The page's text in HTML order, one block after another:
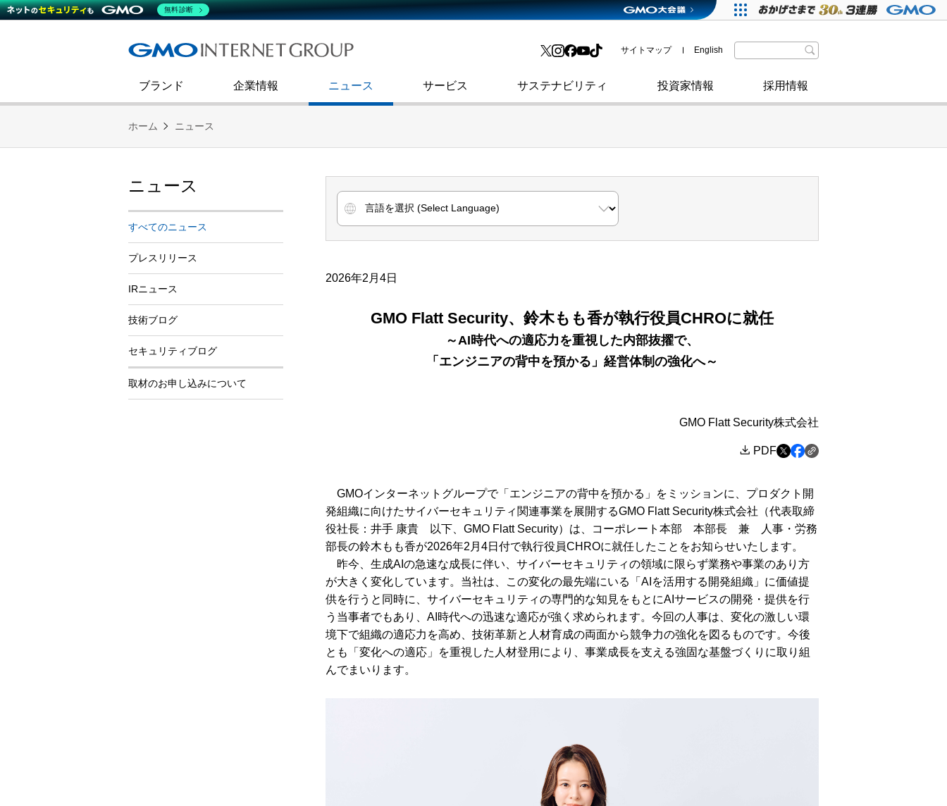
ブランド
企業情報
会社概要
社史
渋谷フクラス入館方法
ニュース
技術ブログ 取材のお申し込みについて
サービス
インターネットセキュリティ事業 その他
サステナビリティ
コミュニケーション
ダイバーシティ＆インクルージョン
SDGsへの取り組み
政府・自治体からの認定
投資家情報
熊谷正寿が語るグループ成長戦略・
財務・業績
よくあるご質問 格付・社債情報
採用情報
第二新卒採用 サイトマップ English
ホーム ニュース
2026年2月4日
GMO Flatt Security、鈴木もも香が執行役員CHROに就任
～AI時代への適応力を重視した内部抜擢で、
「エンジニアの背中を預かる」経営体制の強化へ～
GMO Flatt Security株式会社
PDF
GMOインターネットグループで「エンジニアの背中を預かる」をミッションに、プロダクト開
発組織に向けたサイバーセキュリティ関連事業を展開するGMO Flatt Security株式会社（代表取締
役社長：井手 康貴 以下、GMO Flatt Security）は、コーポレート本部 本部長 兼 人事・労務
部長の鈴木もも香が2026年2月4日付で執行役員CHROに就任したことをお知らせいたします。
昨今、生成AIの急速な成長に伴い、サイバーセキュリティの領域に限らず業務や事業のあり方
が大きく変化しています。当社は、この変化の最先端にいる「AIを活用する開発組織」に価値提
供を行うと同時に、サイバーセキュリティの専門的な知見をもとにAIサービスの開発・提供を行
う当事者でもあり、AI時代への迅速な適応が強く求められます。今回の人事は、変化の激しい環
境下で組織の適応力を高め、技術革新と人材育成の両面から競争力の強化を図るものです。今後
とも「変化への適応」を重視した人材登用により、事業成長を支える強固な基盤づくりに取り組
んでまいります。
ニュース
すべてのニュース
プレスリリース
IRニュース
技術ブログ
セキュリティブログ
取材のお申し込みについて
無料診断